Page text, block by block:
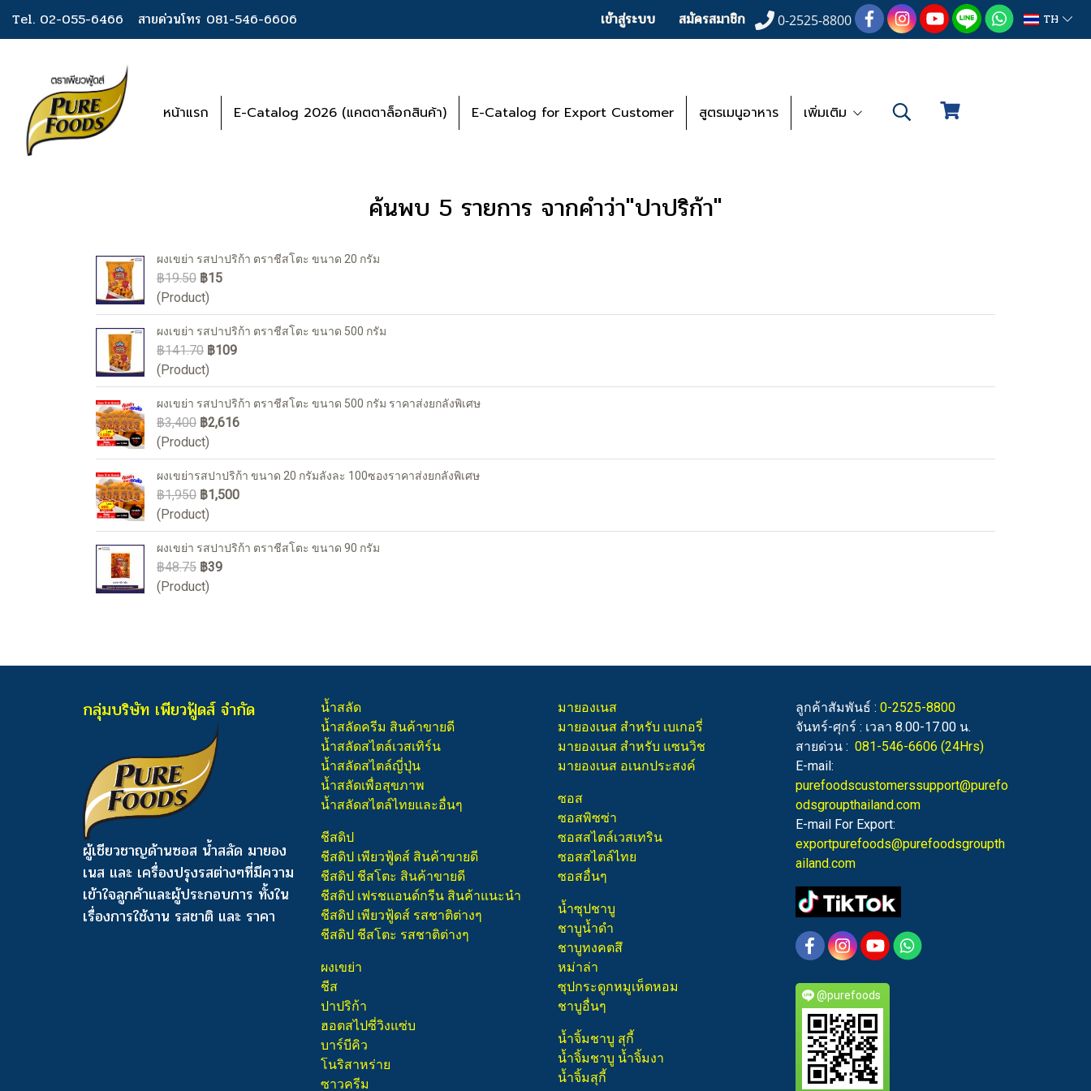
Tel. 02-055-6466 สายด่วนโทร 081-546-6606 เข้าสู่ระบบ สมัครสมาชิก 0-2525-8800 TH
หน้าแรก E-Catalog 2026 (แคตตาล็อกสินค้า) E-Catalog for Export Customer สูตรเมนูอาหาร เพิ่มเติม
ค้นพบ 5 รายการ จากคำว่า"ปาปริก้า"
ผงเขย่า รสปาปริก้า ตราชีสโตะ ขนาด 20 กรัม
฿19.50 ฿15
(Product)
ผงเขย่า รสปาปริก้า ตราชีสโตะ ขนาด 500 กรัม
฿141.70 ฿109
(Product)
ผงเขย่า รสปาปริก้า ตราชีสโตะ ขนาด 500 กรัม ราคาส่งยกลังพิเศษ
฿3,400 ฿2,616
(Product)
ผงเขย่ารสปาปริก้า ขนาด 20 กรัมลังละ 100ซองราคาส่งยกลังพิเศษ
฿1,950 ฿1,500
(Product)
ผงเขย่า รสปาปริก้า ตราชีสโตะ ขนาด 90 กรัม
฿48.75 ฿39
(Product)
กลุ่มบริษัท เพียวฟู้ดส์ จำกัด
ผู้เชียวชาญด้านซอส น้ำสลัด มายอง
เนส และ เครื่องปรุงรสต่างๆที่มีความ
เข้าใจลูกค้าและผู้ประกอบการ ทั้งใน
เรื่องการใช้งาน รสชาติ และ ราคา
น้ำสลัด
น้ำสลัดครีม สินค้าขายดี
น้ำสลัดสไตล์เวสเทิร์น
น้ำสลัดสไตล์ญี่ปุ่น
น้ำสลัดเพื่อสุขภาพ
น้ำสลัดสไตล์ไทยและอื่นๆ
ชีสดิป
ชีสดิป เพียวฟู้ดส์ สินค้าขายดี
ชีสดิป ชีสโตะ สินค้าขายดี
ชีสดิป เฟรชแอนด์กรีน สินค้าแนะนำ
ชีสดิป เพียวฟู้ดส์ รสชาติต่างๆ
ชีสดิป ชีสโตะ รสชาติต่างๆ
ผงเขย่า
ชีส
ปาปริก้า
ฮอตสไปซี่วิงแซ่บ
บาร์บีคิว
โนริสาหร่าย
ซาวครีม
มายองเนส
มายองเนส สำหรับ เบเกอรี่
มายองเนส สำหรับ แซนวิช
มายองเนส อเนกประสงค์
ซอส
ซอสพิซซ่า
ซอสสไตล์เวสเทริน
ซอสสไตล์ไทย
ซอสอื่นๆ
น้ำซุปชาบู
ชาบูน้ำดำ
ชาบูทงคตสึ
หม่าล่า
ซุปกระดูกหมูเห็ดหอม
ชาบูอื่นๆ
น้ำจิ้มชาบู สุกี้
น้ำจิ้มชาบู น้ำจิ้มงา
น้ำจิ้มสุกี้
ลูกค้าสัมพันธ์ : 0-2525-8800
จันทร์-ศุกร์ : เวลา 8.00-17.00 น.
สายด่วน : 081-546-6606 (24Hrs)
E-mail:
purefoodscustomerssupport@purefo
odsgroupthailand.com
E-mail For Export:
exportpurefoods@purefoodsgroupth
ailand.com
@purefoods